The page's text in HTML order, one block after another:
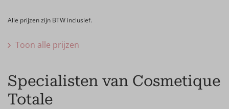
Alle prijzen zijn BTW inclusief.
Toon alle prijzen
Specialisten van Cosmetique
Totale